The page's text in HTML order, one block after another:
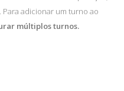
adicionar um turno ao
múltiplos turnos.